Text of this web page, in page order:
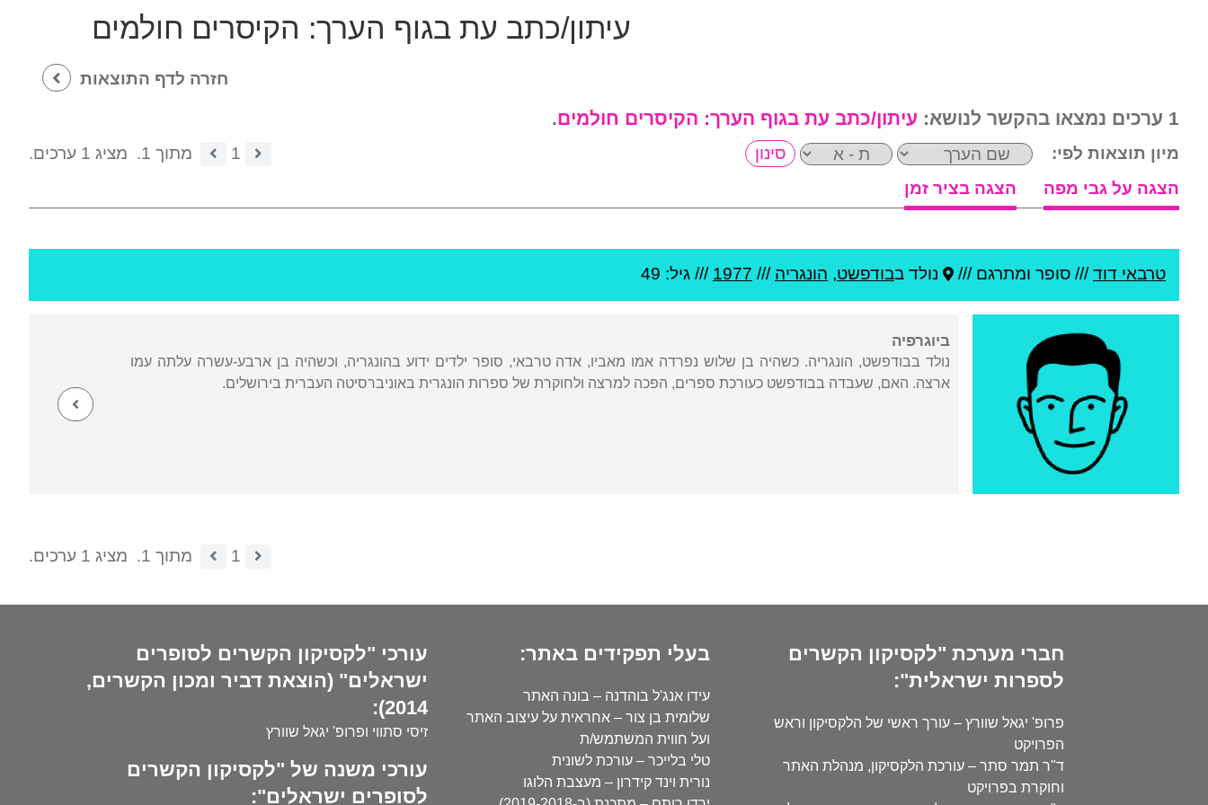
עיתון/כתב עת בגוף הערך: הקיסרים חולמים
חזרה לדף התוצאות
1 ערכים נמצאו בהקשר לנושא: עיתון/כתב עת בגוף הערך: הקיסרים חולמים.
מיון תוצאות לפי: 1 מתוך 1.
מציג 1 ערכים.
הצגה על גבי מפה
הצגה בציר זמן
טרבאי דוד/// סופר ומתרגם /// נולד בבודפשט, הונגריה ///
1977 /// גיל: 49
ביוגרפיה
נולד בבודפשט, הונגריה. כשהיה בן שלוש נפרדה אמו מאביו, אדה טרבאי, סופר ילדים ידוע בהונגריה, וכשהיה בן ארבע-עשרה עלתה עמו
ארצה. האם, שעבדה בבודפשט כעורכת ספרים, הפכה למרצה ולחוקרת של ספרות הונגרית באוניברסיטה העברית בירושלים.
1 מתוך 1. מציג 1 ערכים.
חברי מערכת "לקסיקון הקשרים
לספרות ישראלית":
פרופ' יגאל שוורץ – עורך ראשי של הלקסיקון וראש
הפרויקט
ד"ר תמר סתר – עורכת הלקסיקון, מנהלת האתר
וחוקרת בפרויקט
בעלי תפקידים באתר:
עידו אנג'ל בוהדנה – בונה האתר
שלומית בן צור – אחראית על עיצוב האתר
ועל חווית המשתמש/ת
טלי בלייכר – עורכת לשונית
נורית וינד קידרון – מעצבת הלוגו
עורכי "לקסיקון הקשרים לסופרים
ישראלים" (הוצאת דביר ומכון הקשרים,
2014):
זיסי סתווי ופרופ' יגאל שוורץ
עורכי משנה של "לקסיקון הקשרים
לסופרים ישראלים":